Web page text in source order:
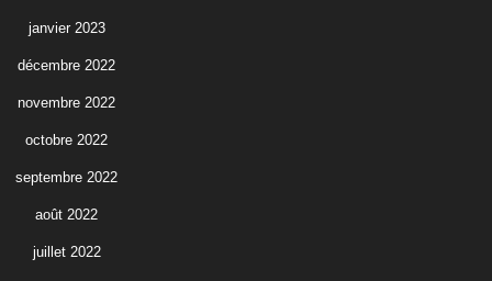
janvier 2023
décembre 2022
novembre 2022
octobre 2022
septembre 2022
août 2022
juillet 2022